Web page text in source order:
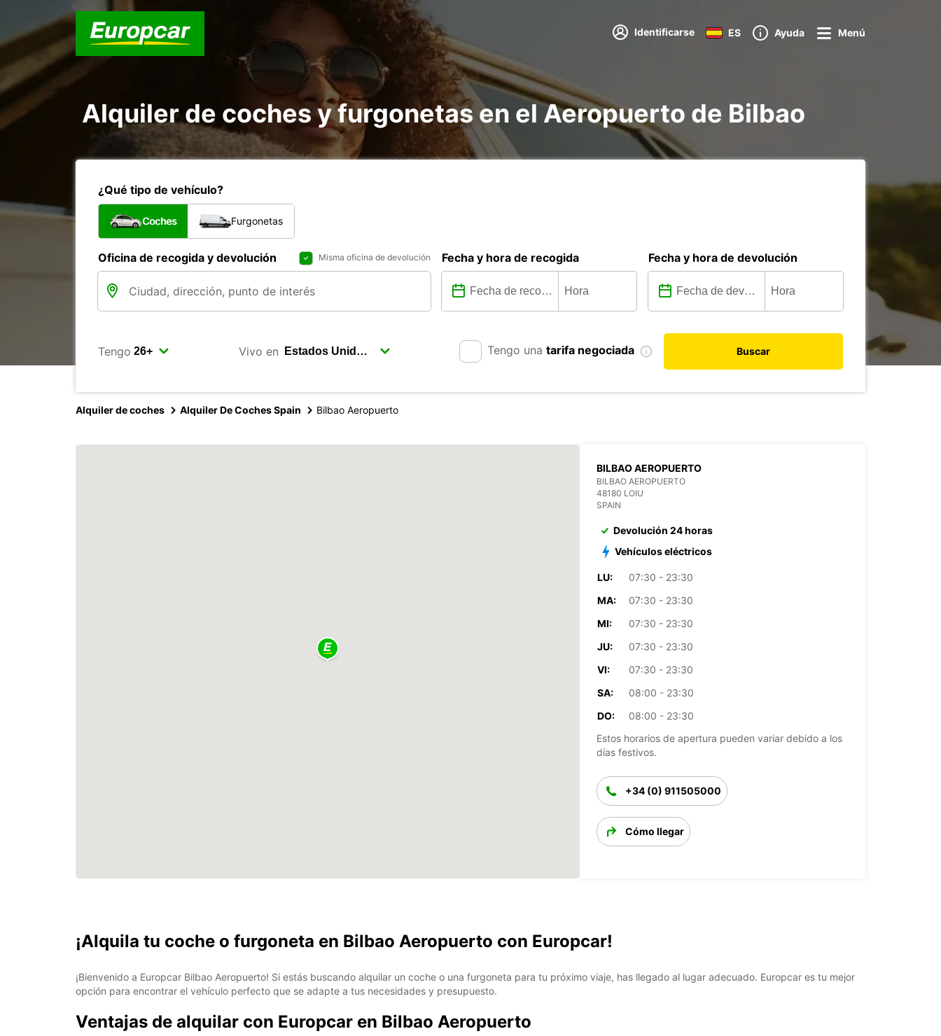
Identificarse ES Ayuda Menú
Alquiler de coches y furgonetas en el Aeropuerto de Bilbao
¿Qué tipo de vehículo?
Coches Furgonetas
Oficina de recogida y devolución Misma oficina de devolución Fecha y hora de recogida Fecha y hora de devolución
Tengo Vivo en Tengo una tarifa negociada Buscar
Alquiler de coches Alquiler De Coches Spain Bilbao Aeropuerto
BILBAO AEROPUERTO
BILBAO AEROPUERTO
48180 LOIU
SPAIN
Devolución 24 horas
Vehículos eléctricos
LU:
07:30 - 23:30
MA:
07:30 - 23:30
MI:
07:30 - 23:30
JU:
07:30 - 23:30
VI:
07:30 - 23:30
SA:
08:00 - 23:30
DO:
08:00 - 23:30
Estos horarios de apertura pueden variar debido a los
días festivos.
+34 (0) 911505000
Cómo llegar
¡Alquila tu coche o furgoneta en Bilbao Aeropuerto con Europcar!
¡Bienvenido a Europcar Bilbao Aeropuerto! Si estás buscando alquilar un coche o una furgoneta para tu próximo viaje, has llegado al lugar adecuado. Europcar es tu mejor
opción para encontrar el vehículo perfecto que se adapte a tus necesidades y presupuesto.
Ventajas de alquilar con Europcar en Bilbao Aeropuerto